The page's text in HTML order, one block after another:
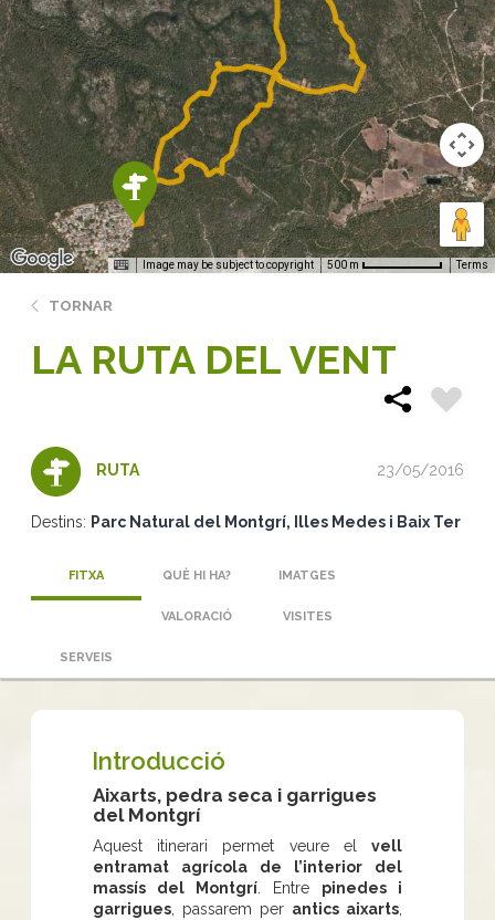
Image may be subject to copyright 500 m Terms
TORNAR
LA RUTA DEL VENT
RUTA 23/05/2016
Destins: Parc Natural del Montgrí, Illes Medes i Baix Ter
FITXA QUÈ HI HA? IMATGES
VALORACIÓ VISITES
SERVEIS
Introducció
Aixarts, pedra seca i garrigues
del Montgrí
Aquest itinerari permet veure el vell
entramat agrícola de l’interior del
massís del Montgrí . Entre pinedes i
garrigues , passarem per antics aixarts